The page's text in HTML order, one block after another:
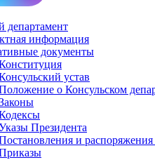
департамент
информация
документы
устав
о Консульском
Президента
и распоряжения